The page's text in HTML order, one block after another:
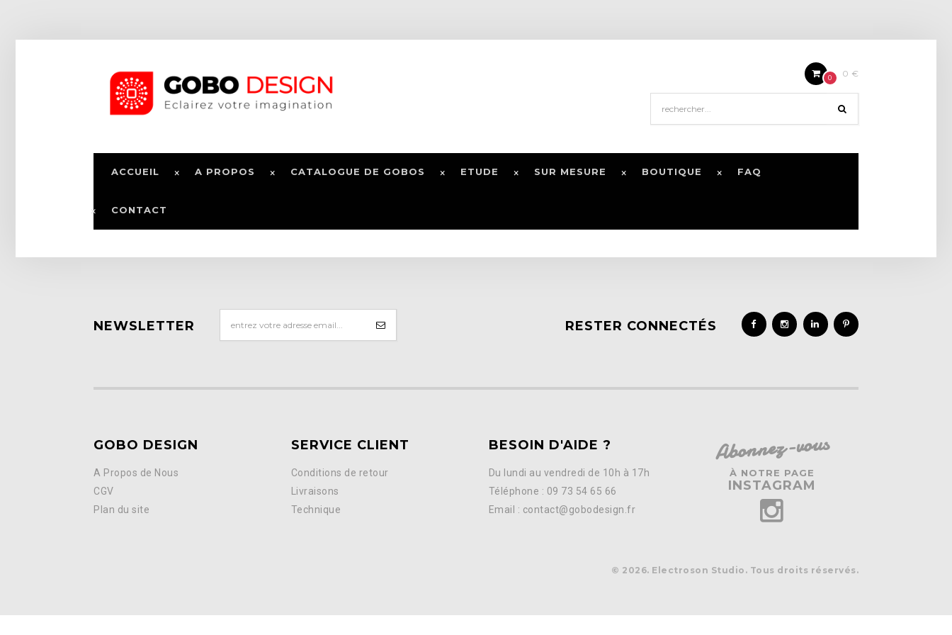
0 0 €
ACCUEIL A PROPOS CATALOGUE DE GOBOS ETUDE SUR MESURE BOUTIQUE FAQ
CONTACT
NEWSLETTER RESTER CONNECTÉS
GOBO DESIGN
A Propos de Nous
CGV
Plan du site
SERVICE CLIENT
Conditions de retour
Livraisons
Technique
BESOIN D'AIDE ?
Du lundi au vendredi de 10h à 17h
Téléphone : 09 73 54 65 66
Email : contact@gobodesign.fr
Abonnez-vous
À NOTRE PAGE
INSTAGRAM
© 2026. Electroson Studio. Tous droits réservés.